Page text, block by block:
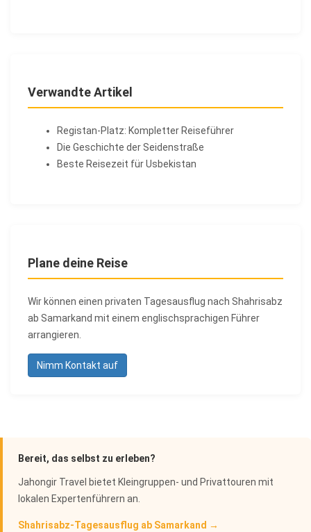
Verwandte Artikel
Registan-Platz: Kompletter Reiseführer
Die Geschichte der Seidenstraße
Beste Reisezeit für Usbekistan
Plane deine Reise
Wir können einen privaten Tagesausflug nach Shahrisabz
ab Samarkand mit einem englischsprachigen Führer
arrangieren.
Nimm Kontakt auf
Bereit, das selbst zu erleben?
Jahongir Travel bietet Kleingruppen- und Privattouren mit
lokalen Expertenführern an.
Shahrisabz-Tagesausflug ab Samarkand →